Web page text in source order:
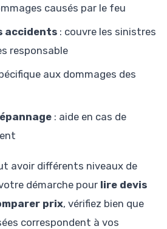
causés par le feu
accidents : couvre les sinistres
responsable
aux dommages des
: aide en cas de
avoir différents niveaux de
démarche pour lire devis
prix, vérifiez bien que
correspondent à vos